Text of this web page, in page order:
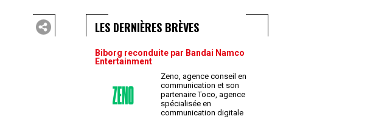
LES DERNIÈRES BRÈVES
Biborg reconduite par Bandai Namco
Entertainment
Zeno, agence conseil en
communication et son
partenaire Toco, agence
spécialisée en
communication digitale